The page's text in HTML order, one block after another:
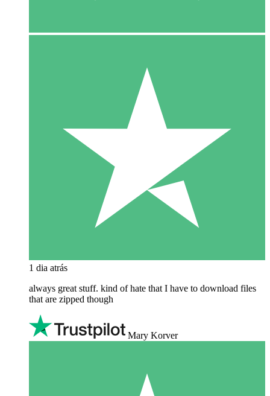
1 dia atrás
always great stuff. kind of hate that I have to download files
that are zipped though
Mary Korver